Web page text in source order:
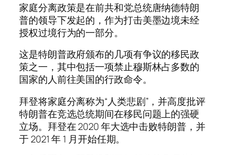
家庭分离政策是在前共和党总统唐纳德特朗
普的领导下发起的，作为打击美墨边境未经
授权过境行为的一部分。
这是特朗普政府颁布的几项有争议的移民政
策之一，其中包括一项禁止穆斯林占多数的
国家的人前往美国的行政命令。
拜登将家庭分离称为“人类悲剧”，并高度批评
特朗普在竞选总统期间在移民问题上的强硬
立场。拜登在 2020 年大选中击败特朗普，并
于 2021 年 1 月开始任期。